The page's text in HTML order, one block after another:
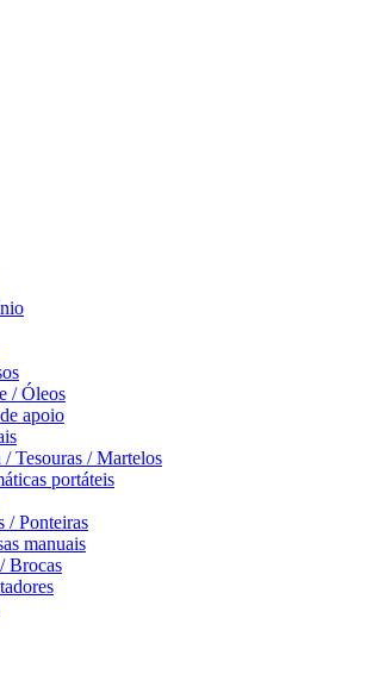
/ Óleos
apoio
Tesouras / Martelos
portáteis
/ Ponteiras
manuais
Brocas